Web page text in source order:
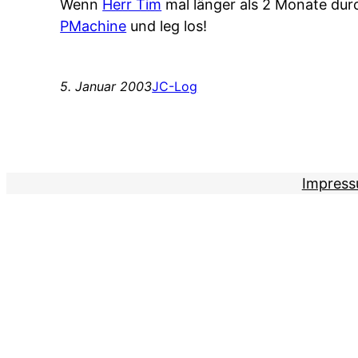
Wenn Herr Tim mal länger als 2 Monate
PMachine und leg los!
5. Januar 2003JC-Log